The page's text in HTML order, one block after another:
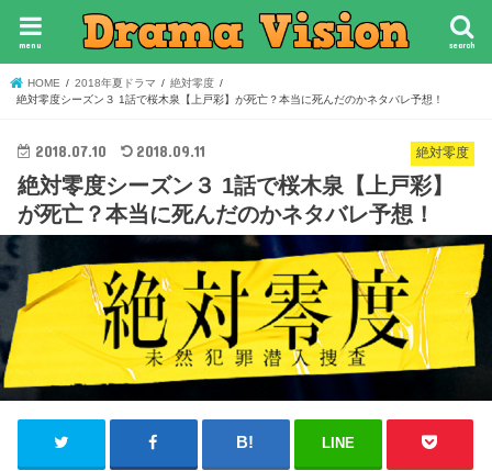
search
menu
HOME 2018年夏ドラマ
絶対零度
絶対零度シーズン３ 1話で桜木泉【上戸彩】が死亡？本当に死んだのかネタバレ予想！
絶対零度
2018.07.10 2018.09.11
絶対零度シーズン３ 1話で桜木泉【上戸彩】
が死亡？本当に死んだのかネタバレ予想！
LINE